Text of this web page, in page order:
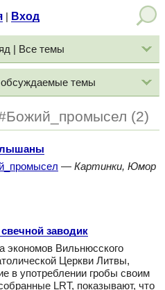
Вход
| Все темы
темы
(2)
— Картинки, Юмор
заводик
Вильнюсского
Церкви Литвы,
в употреблении гробы своим
LRT, показывают, что